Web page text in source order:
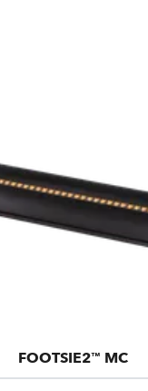
FOOTSIE2™ MC